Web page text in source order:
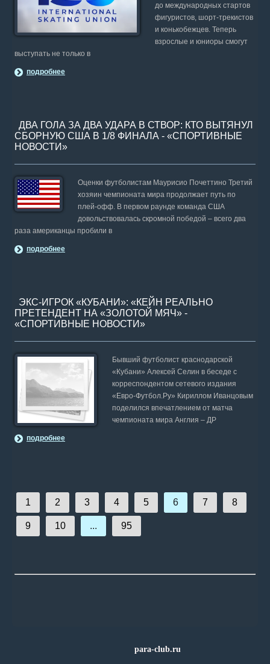
до международных стартов
фигуристов, шорт-трекистов
и конькобежцев. Теперь
взрослые и юниоры смогут
выступать не только в
подробнее
ДВА ГОЛА ЗА ДВА УДАРА В СТВОР: КТО ВЫТЯНУЛ
СБОРНУЮ США В 1/8 ФИНАЛА - «СПОРТИВНЫЕ
НОВОСТИ»
Оценки футболистам Маурисио Почеттино Третий
хозяин чемпионата мира продолжает путь по
плей-офф. В первом раунде команда США
довольствовалась скромной победой – всего два
раза американцы пробили в
подробнее
ЭКС-ИГРОК «КУБАНИ»: «КЕЙН РЕАЛЬНО
ПРЕТЕНДЕНТ НА «ЗОЛОТОЙ МЯЧ» -
«СПОРТИВНЫЕ НОВОСТИ»
Бывший футболист краснодарской
«Кубани» Алексей Селин в беседе с
корреспондентом сетевого издания
«Евро-Футбол.Ру» Кириллом Иванцовым
поделился впечатлением от матча
чемпионата мира Англия – ДР
подробнее
1 2 3 4 5 6 7 8
9 10 ... 95
para-club.ru